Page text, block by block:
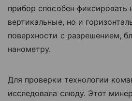
прибор способен фиксировать
вертикальные, но и
поверхности с разрешением,
нанометру.
Для проверки технологии
исследовала слюду. Этот